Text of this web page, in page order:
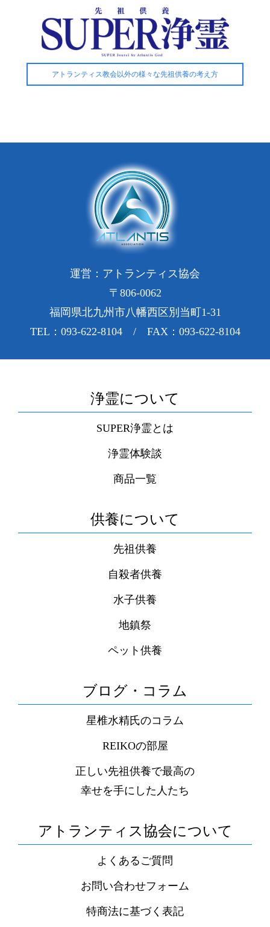
アトランティス教会以外の様々な先祖供養の考え方
運営：アトランティス協会
〒806-0062
福岡県北九州市八幡西区別当町1-31
TEL：093-622-8104 / FAX：093-622-8104
浄霊について
SUPER浄霊とは
浄霊体験談
商品一覧
供養について
先祖供養
自殺者供養
水子供養
地鎮祭
ペット供養
ブログ・コラム
星椎水精氏のコラム
REIKOの部屋
正しい先祖供養で最高の
幸せを手にした人たち
アトランティス協会について
よくあるご質問
お問い合わせフォーム
特商法に基づく表記